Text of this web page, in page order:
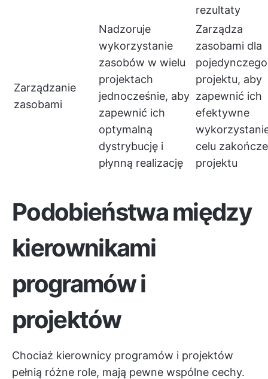
rezultaty
Zarządzanie
zasobami
Nadzoruje
wykorzystanie
zasobów w wielu
projektach
jednocześnie, aby
zapewnić ich
optymalną
dystrybucję i
płynną realizację
Zarządza
zasobami dla
pojedynczego
projektu, aby
zapewnić ich
efektywne
celu
projektu
Podobieństwa między
kierownikami
programów i
projektów
Chociaż kierownicy programów i projektów
pełnią różne role, mają pewne wspólne cechy.